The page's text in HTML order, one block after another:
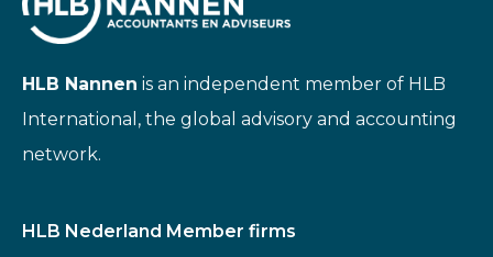
HLB Nannen is an independent member of HLB
International, the global advisory and accounting
network.
HLB Nederland Member firms